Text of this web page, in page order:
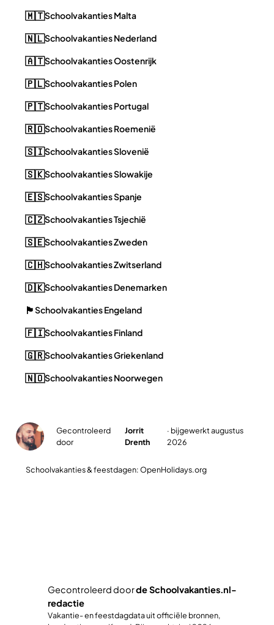
🇲🇹Schoolvakanties Malta
🇳🇱Schoolvakanties Nederland
🇦🇹Schoolvakanties Oostenrijk
🇵🇱Schoolvakanties Polen
🇵🇹Schoolvakanties Portugal
🇷🇴Schoolvakanties Roemenië
🇸🇮Schoolvakanties Slovenië
🇸🇰Schoolvakanties Slowakije
🇪🇸Schoolvakanties Spanje
🇨🇿Schoolvakanties Tsjechië
🇸🇪Schoolvakanties Zweden
🇨🇭Schoolvakanties Zwitserland
🇩🇰Schoolvakanties Denemarken
🏴󠁧󠁢󠁥󠁮󠁧󠁿Schoolvakanties Engeland
🇫🇮Schoolvakanties Finland
🇬🇷Schoolvakanties Griekenland
🇳🇴Schoolvakanties Noorwegen
Gecontroleerd
door
Jorrit
Drenth
· bijgewerkt augustus
2026
Schoolvakanties & feestdagen: OpenHolidays.org
Gecontroleerd doorde Schoolvakanties.nl-
redactie
Vakantie- en feestdagdata uit officiële bronnen,